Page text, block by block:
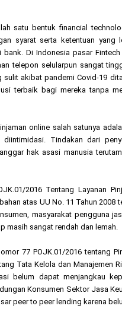
satu bentuk financial
syarat serta ketentuan
Di Indonesia pasar
telepon selularpun sangat
akibat pandemi Covid-19
terbaik bagi mereka tanpa
online salah satunya
Tindakan dari
hak asasi manusia
2016 Tentang Layanan
atas UU No. 11 Tahun 2008
masyarakat pengguna
masih sangat rendah dan lemah.
77 POJK.01/2016 tentang
Tata Kelola dan Manajemen
belum dapat menjangkau
Konsumen Sektor Jasa
peer to peer lending karena